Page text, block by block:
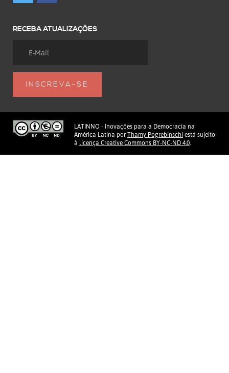
RECEBA ATUALIZAÇÕES
LATINNO - Inovações para a Democracia na
América Latina por Thamy Pogrebinschi está sujeito
à licença Creative Commons BY-NC-ND 4.0.